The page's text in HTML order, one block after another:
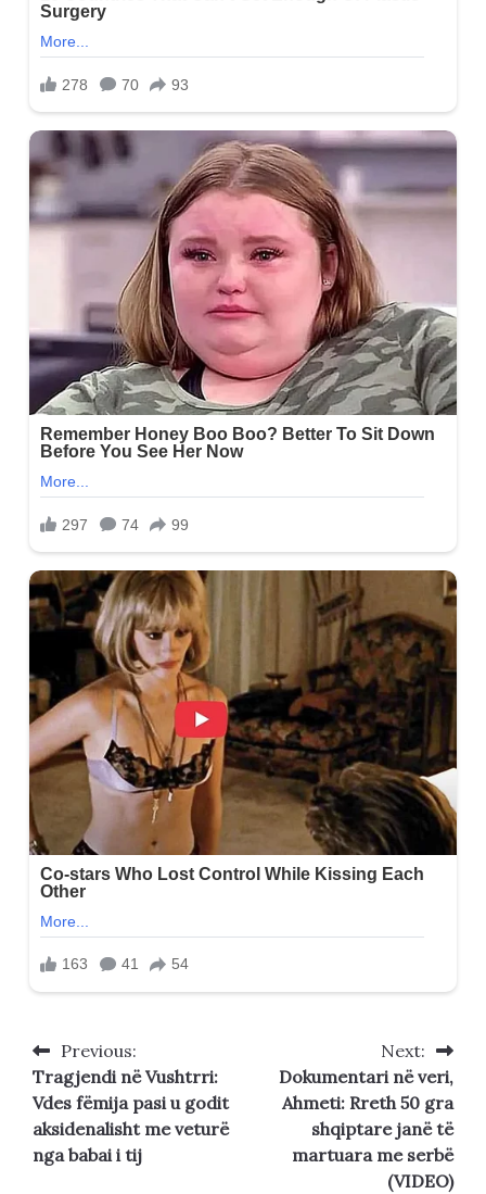
Post
navigation
Previous:
Tragjendi në Vushtrri:
Vdes fëmija pasi u godit
aksidenalisht me veturë
nga babai i tij
Next:
Dokumentari në veri,
Ahmeti: Rreth 50 gra
shqiptare janë të
martuara me serbë
(VIDEO)